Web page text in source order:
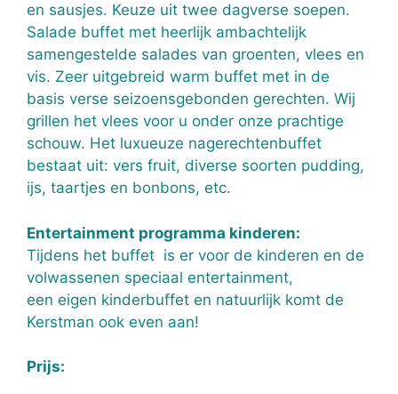
en sausjes. Keuze uit twee dagverse soepen.
Salade buffet met heerlijk ambachtelijk
samengestelde salades van groenten, vlees en
vis. Zeer uitgebreid warm buffet met in de
basis verse seizoensgebonden gerechten. Wij
grillen het vlees voor u onder onze prachtige
schouw. Het luxueuze nagerechtenbuffet
bestaat uit: vers fruit, diverse soorten pudding,
ijs, taartjes en bonbons, etc.
Entertainment programma kinderen:
Tijdens het buffet is er voor de kinderen en de
volwassenen speciaal entertainment,
een eigen kinderbuffet en natuurlijk komt de
Kerstman ook even aan!
Prijs: